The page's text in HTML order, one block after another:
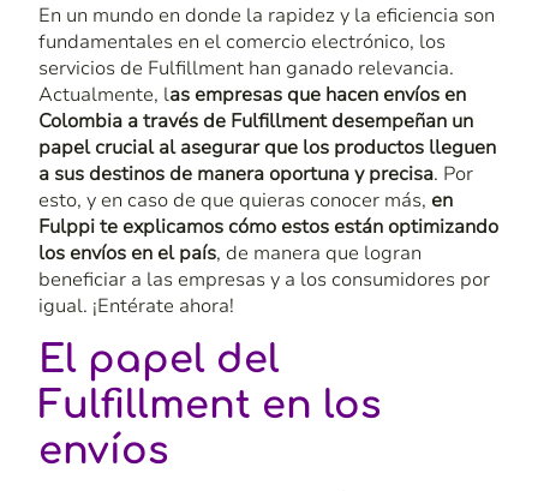
En un mundo en donde la rapidez y la eficiencia son
fundamentales en el comercio electrónico, los
servicios de Fulfillment han ganado relevancia.
Actualmente, las empresas que hacen envíos en
Colombia a través de Fulfillmentdesempeñan un
papel crucial al asegurar que los productos lleguen
a sus destinos de manera oportuna y precisa. Por
esto, y en caso de que quieras conocer más, en
Fulppi te explicamos cómo estos están optimizando
los envíos en el país, de manera que logran
beneficiar a las empresas y a los consumidores por
igual. ¡Entérate ahora!
El papel del
Fulfillment en los
envíos